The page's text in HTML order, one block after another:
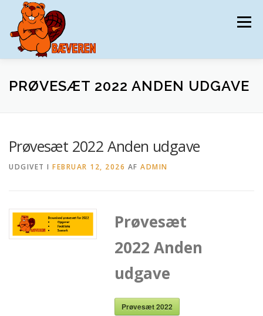
indhold
Menu
BÆVEREN TILMELDING DATAAFTALE
KONTAKT DKMAT
PRØVESÆT 2022 ANDEN UDGAVE
Prøvesæt 2022 Anden udgave
UDGIVET I FEBRUAR 12, 2026 AF ADMIN
Prøvesæt
2022 Anden
udgave
Prøvesæt 2022